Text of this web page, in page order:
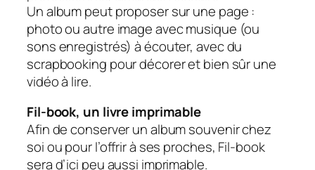
Un album peut proposer sur une page :
photo ou autre image avec musique (ou
sons enregistrés) à écouter, avec du
scrapbooking pour décorer et bien sûr une
vidéo à lire.
Fil-book, un livre imprimable
Afin de conserver un album souvenir chez
soi ou pour l’offrir à ses proches, Fil-book
sera d’ici peu aussi imprimable.